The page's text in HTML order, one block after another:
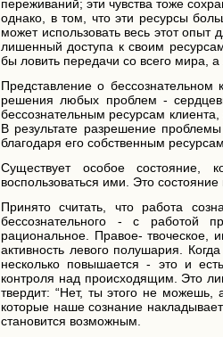
переживаний; эти чувства тоже
однако, в том, что эти ресурсы
может использовать весь этот опыт
лишенный доступа к своим
бы ловить передачи со всего мира,
Представление о бессознательном
решения любых проблем -
бессознательным ресурсам
В результате разрешение
благодаря его собственным ресурсам.
Существует особое состояние,
воспользоваться ими. Это состояние
Принято считать, что работа
бессознательного - с работой
рациональное. Правое- твоческое,
активность левого полушария.
несколько повышается - это и
контроля над происходящим. Это
твердит: “Нет, ты этого не можешь,
которые наше сознание
становится возможным.